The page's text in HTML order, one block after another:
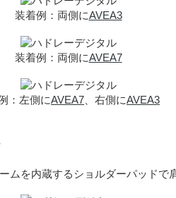
装着例：両側にAVEA3
装着例：両側にAVEA7
：左側にAVEA7 、右側にAVEA3
ムを内蔵するショルダーパッドで